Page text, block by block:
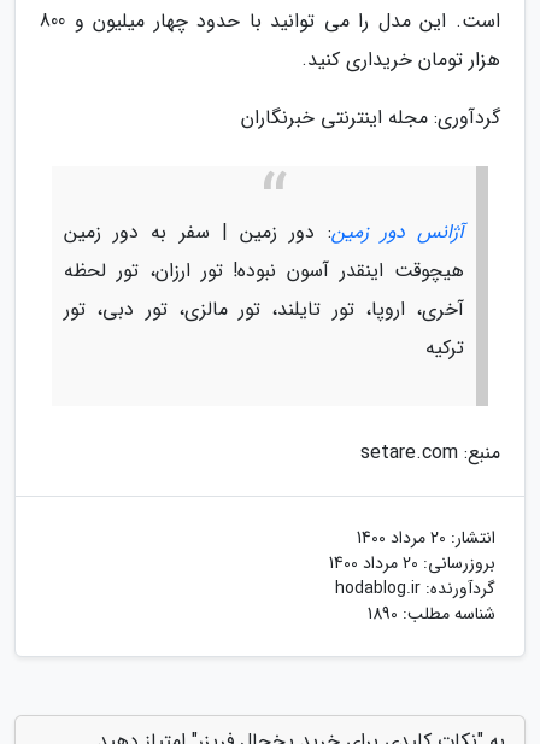
است. این مدل را می توانید با حدود چهار میلیون و 800
هزار تومان خریداری کنید.
گردآوری: مجله اینترنتی خبرنگاران
آژانس دور زمین: دور زمین | سفر به دور زمین
هیچوقت اینقدر آسون نبوده! تور ارزان، تور لحظه
آخری، اروپا، تور تایلند، تور مالزی، تور دبی، تور
ترکیه
منبع: setare.com
انتشار: 20 مرداد 1400
بروزرسانی: 20 مرداد 1400
گردآورنده: hodablog.ir
شناسه مطلب: 1890